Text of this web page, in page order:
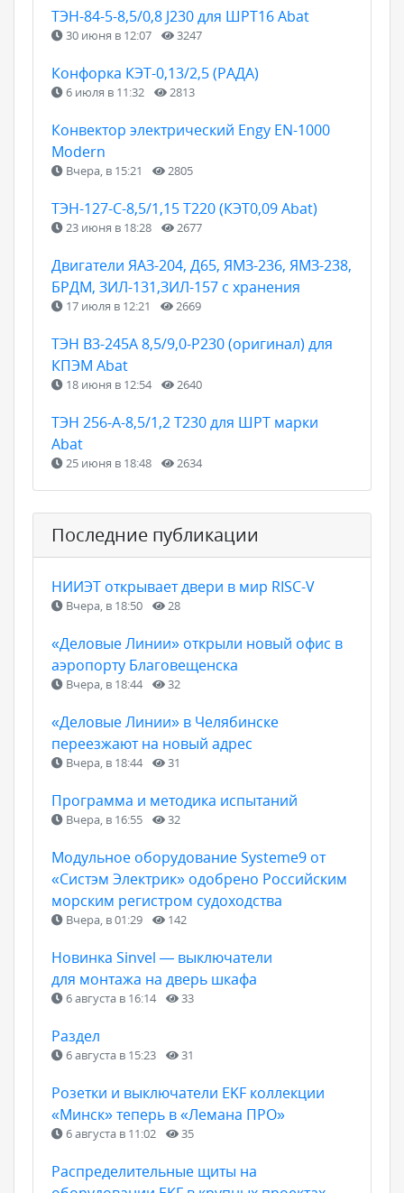
ТЭН-84-5-8,5/0,8 J230 для ШРТ16 Abat
30 июня в 12:07 3247
Конфорка КЭТ-0,13/2,5 (РАДА)
6 июля в 11:32 2813
Конвектор электрический Engy EN-1000
Modern
Вчера, в 15:21 2805
ТЭН-127-С-8,5/1,15 Т220 (КЭТ0,09 Abat)
23 июня в 18:28 2677
Двигатели ЯАЗ-204, Д65, ЯМЗ-236, ЯМЗ-238,
БРДМ, ЗИЛ-131,ЗИЛ-157 с хранения
17 июля в 12:21 2669
ТЭН B3-245A 8,5/9,0-P230 (оригинал) для
КПЭМ Abat
18 июня в 12:54 2640
ТЭН 256-А-8,5/1,2 Т230 для ШРТ марки
Abat
25 июня в 18:48 2634
Последние публикации
НИИЭТ открывает двери в мир RISC-V
Вчера, в 18:50 28
«Деловые Линии» открыли новый офис в
аэропорту Благовещенска
Вчера, в 18:44 32
«Деловые Линии» в Челябинске
переезжают на новый адрес
Вчера, в 18:44 31
Программа и методика испытаний
Вчера, в 16:55 32
Модульное оборудование Systeme9 от
«Систэм Электрик» одобрено Российским
морским регистром судоходства
Вчера, в 01:29 142
Новинка Sinvel — выключатели
для монтажа на дверь шкафа
6 августа в 16:14 33
Раздел
6 августа в 15:23 31
Розетки и выключатели EKF коллекции
«Минск» теперь в «Лемана ПРО»
6 августа в 11:02 35
Распределительные щиты на